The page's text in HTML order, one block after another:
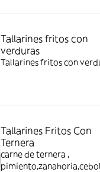
Tallarines fritos con
verduras
Tallarines fritos con
Tallarines Fritos Con
Ternera
carne de ternera ,